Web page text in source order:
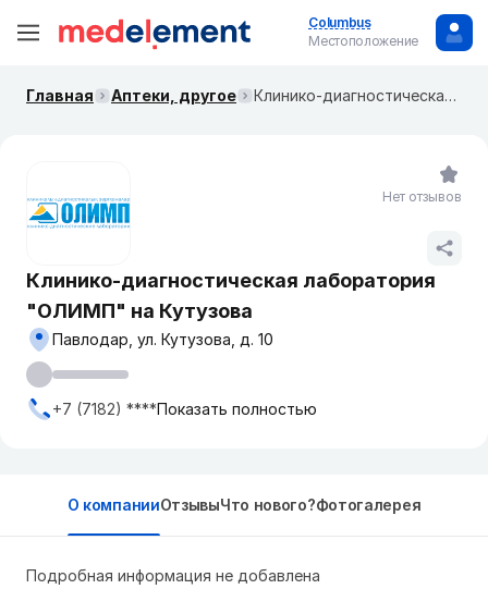
Columbus
Местоположение
Главная Аптеки, другое Клинико-диагностическая лаборатория "ОЛИМП" на Кутузова
Клинико-диагностическая лаборатория
"ОЛИМП" на Кутузова
Павлодар, ул. Кутузова, д. 10
+7 (7182) ****Показать полностью
Нет отзывов
О компанииОтзывыЧто нового?Фотогалерея
Подробная информация не добавлена